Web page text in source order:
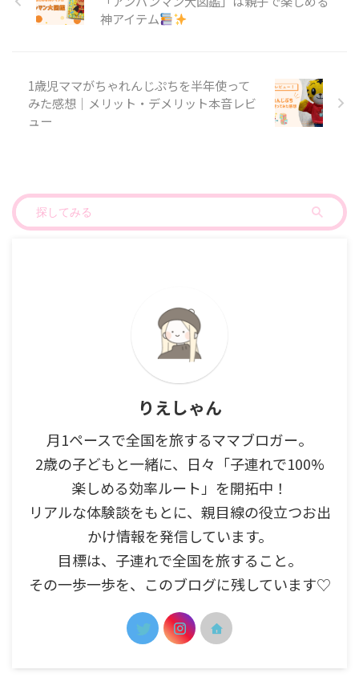
神アイテム
1歳児ママがちゃれんじぷちを半年使って
みた感想｜メリット・デメリット本音レビ
ュー
りえしゃん
月1ペースで全国を旅するママブロガー。
2歳の子どもと一緒に、日々「子連れで100%
楽しめる効率ルート」を開拓中！
リアルな体験談をもとに、親目線の役立つお出
かけ情報を発信しています。
目標は、子連れで全国を旅すること。
その一歩一歩を、このブログに残しています♡